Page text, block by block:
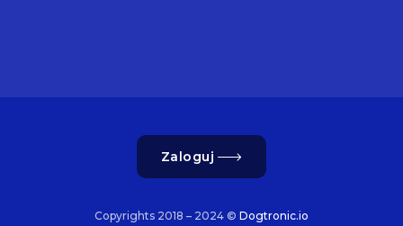
Zaloguj
Copyrights 2018 – 2024 © Dogtronic.io